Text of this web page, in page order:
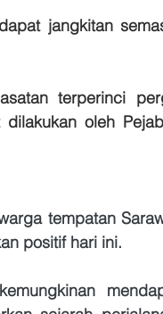
jangkitan
terperinci
oleh
tempatan
positif hari ini.